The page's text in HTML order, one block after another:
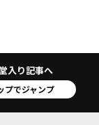
入り記事へ
プでジャンプ